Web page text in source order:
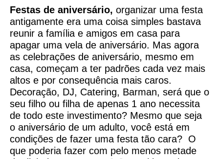
Festas de aniversário, organizar uma festa
antigamente era uma coisa simples bastava
reunir a família e amigos em casa para
apagar uma vela de aniversário. Mas agora
as celebrações de aniversário, mesmo em
casa, começam a ter padrões cada vez mais
altos e por consequência mais caros.
Decoração, DJ, Catering, Barman, será que o
seu filho ou filha de apenas 1 ano necessita
de todo este investimento? Mesmo que seja
o aniversário de um adulto, você está em
condições de fazer uma festa tão cara? O
que poderia fazer com pelo menos metade